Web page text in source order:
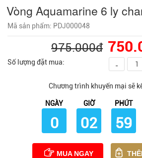
Vòng Aquamarine 6 ly
Mã sản phẩm: PDJ000048
975.000đ
Số lượng đặt mua: -
Chương trình khuyến mại sẽ
NGÀY
0
GIỜ
02
PHÚT
59
MUA NGAY